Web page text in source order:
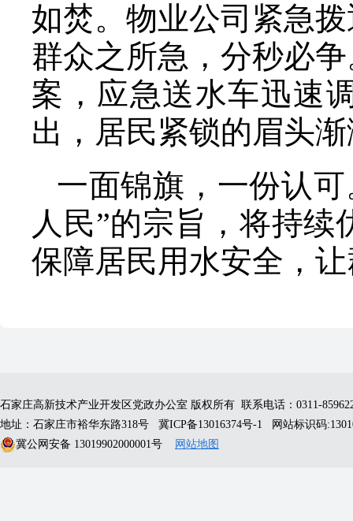
如焚。物业公司紧急
群众之所急，分秒必
案，应急送水车迅速
出，居民紧锁的眉头
一面锦旗，一份认
人民”的宗旨，将持
保障居民用水安全，